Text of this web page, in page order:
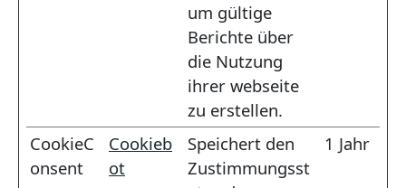
um gültige
Berichte über
die Nutzung
ihrer webseite
zu erstellen.
CookieC
onsent
Cookieb
ot
Speichert den
Zustimmungsst
1 Jahr